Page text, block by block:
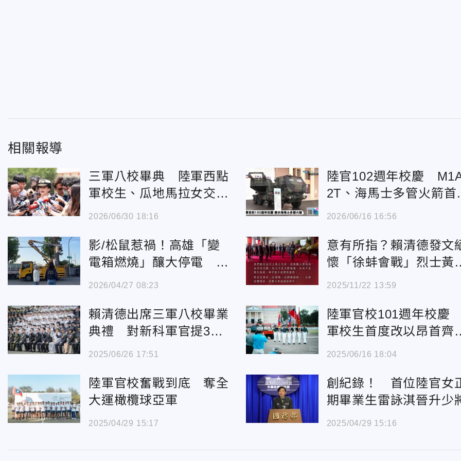
相關報導
三軍八校畢典 陸軍西點
軍校生、瓜地馬拉女交換
生吸睛
2026/06/30 18:16
陸官102週年校慶
2T、海馬士多管火箭首
南部展示
2026/06/16 16:56
影/松鼠惹禍！高雄「變
電箱燃燒」釀大停電 陸
軍官校也受害
2026/04/27 08:23
意有所指？賴清德發文
懷「徐蚌會戰」烈士黃
韜將軍
2025/11/22 13:59
賴清德出席三軍八校畢業
典禮 對新科軍官提3期
許
2025/06/26 17:51
陸軍官校101週年校
軍校生首度改以昂首齊
取代正步
2025/06/16 18:04
陸軍官校奮戰到底 奪全
大運橄欖球亞軍
2025/04/29 15:17
創紀錄！ 首位陸官女
期畢業生雷詠淇晉升少
2025/04/29 15:16